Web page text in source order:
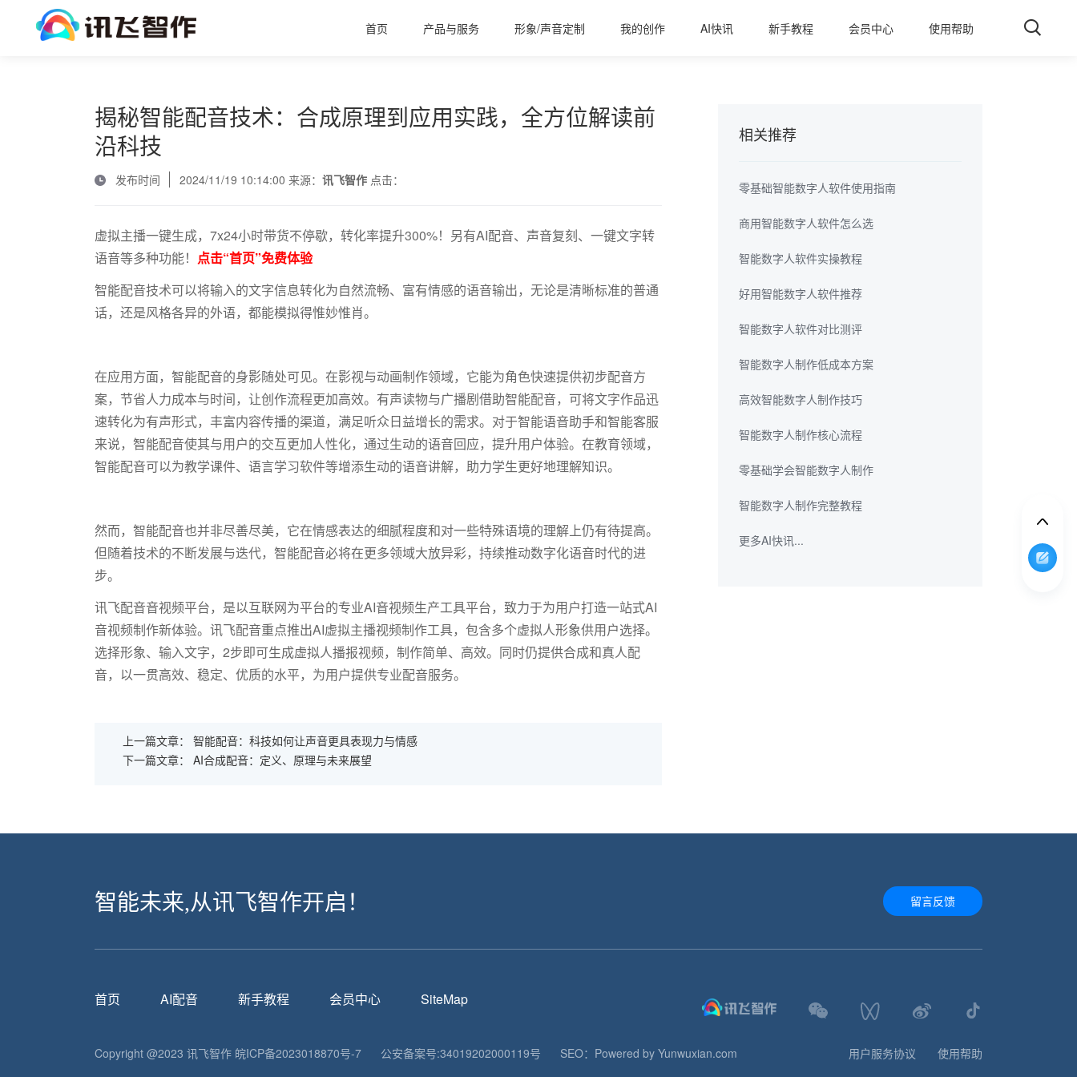
首页 产品与服务 形象/声音定制 我的创作 AI快讯 新手教程 会员中心 使用帮助
揭秘智能配音技术：合成原理到应用实践，全方位解读前
沿科技
发布时间 2024/11/19 10:14:00 来源： 讯飞智作点击：
虚拟主播一键生成，7x24小时带货不停歇，转化率提升300%！另有AI配音、声音复刻、一键文字转
语音等多种功能！ 点击“首页”免费体验
智能配音技术可以将输入的文字信息转化为自然流畅、富有情感的语音输出，无论是清晰标准的普通
话，还是风格各异的外语，都能模拟得惟妙惟肖。
在应用方面，智能配音的身影随处可见。在影视与动画制作领域，它能为角色快速提供初步配音方
案，节省人力成本与时间，让创作流程更加高效。有声读物与广播剧借助智能配音，可将文字作品迅
速转化为有声形式，丰富内容传播的渠道，满足听众日益增长的需求。对于智能语音助手和智能客服
来说，智能配音使其与用户的交互更加人性化，通过生动的语音回应，提升用户体验。在教育领域，
智能配音可以为教学课件、语言学习软件等增添生动的语音讲解，助力学生更好地理解知识。
然而，智能配音也并非尽善尽美，它在情感表达的细腻程度和对一些特殊语境的理解上仍有待提高。
但随着技术的不断发展与迭代，智能配音必将在更多领域大放异彩，持续推动数字化语音时代的进
步。
讯飞配音音视频平台，是以互联网为平台的专业AI音视频生产工具平台，致力于为用户打造一站式AI
音视频制作新体验。讯飞配音重点推出AI虚拟主播视频制作工具，包含多个虚拟人形象供用户选择。
选择形象、输入文字，2步即可生成虚拟人播报视频，制作简单、高效。同时仍提供合成和真人配
音，以一贯高效、稳定、优质的水平，为用户提供专业配音服务。
上一篇文章： 智能配音：科技如何让声音更具表现力与情感
下一篇文章： AI合成配音：定义、原理与未来展望
相关推荐
零基础智能数字人软件使用指南
商用智能数字人软件怎么选
智能数字人软件实操教程
好用智能数字人软件推荐
智能数字人软件对比测评
智能数字人制作低成本方案
高效智能数字人制作技巧
智能数字人制作核心流程
零基础学会智能数字人制作
智能数字人制作完整教程
更多AI快讯...
智能未来,从讯飞智作开启！ 留言反馈
首页 AI配音 新手教程 会员中心 SiteMap
Copyright @2023 讯飞智作 皖ICP备2023018870号-7 公安备案号:34019202000119号 SEO： Powered by Yunwuxian.com 用户服务协议 使用帮助